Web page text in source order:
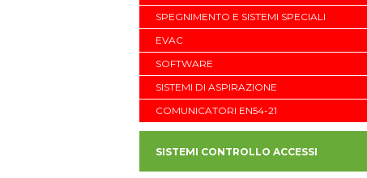
SPEGNIMENTO E SISTEMI SPECIALI
EVAC
SOFTWARE
SISTEMI DI ASPIRAZIONE
COMUNICATORI EN54-21
SISTEMI CONTROLLO ACCESSI